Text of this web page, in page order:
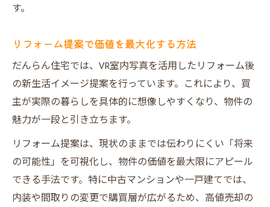
す。
リフォーム提案で価値を最大化する方法
だんらん住宅では、VR室内写真を活用したリフォーム後
の新生活イメージ提案を行っています。これにより、買
主が実際の暮らしを具体的に想像しやすくなり、物件の
魅力が一段と引き立ちます。
リフォーム提案は、現状のままでは伝わりにくい「将来
の可能性」を可視化し、物件の価値を最大限にアピール
できる手法です。特に中古マンションや一戸建てでは、
内装や間取りの変更で購買層が広がるため、高値売却の